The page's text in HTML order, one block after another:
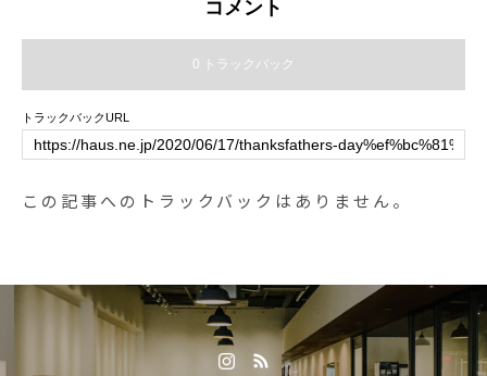
す。胃には消化液、消化酵素、乳
酸菌、必須脂肪酸、ビタミン類、
１つですGROOM HAUS松江市乃
白町20270852-61-2885open 9:00c
lose 18:00@groom_haus#松江ト
コメント
0 トラックバック
トラックバックURL
この記事へのトラックバックはありません。